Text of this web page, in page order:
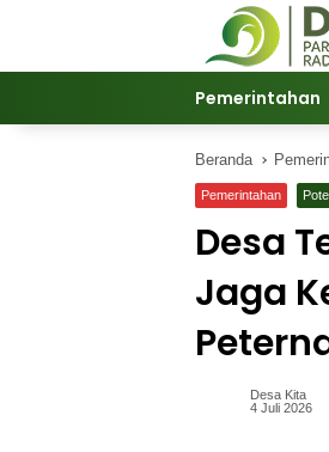
Pemerintahan
Beranda
Pemerintahan
Desa
Jaga
Desa Kita
4 Juli 2026